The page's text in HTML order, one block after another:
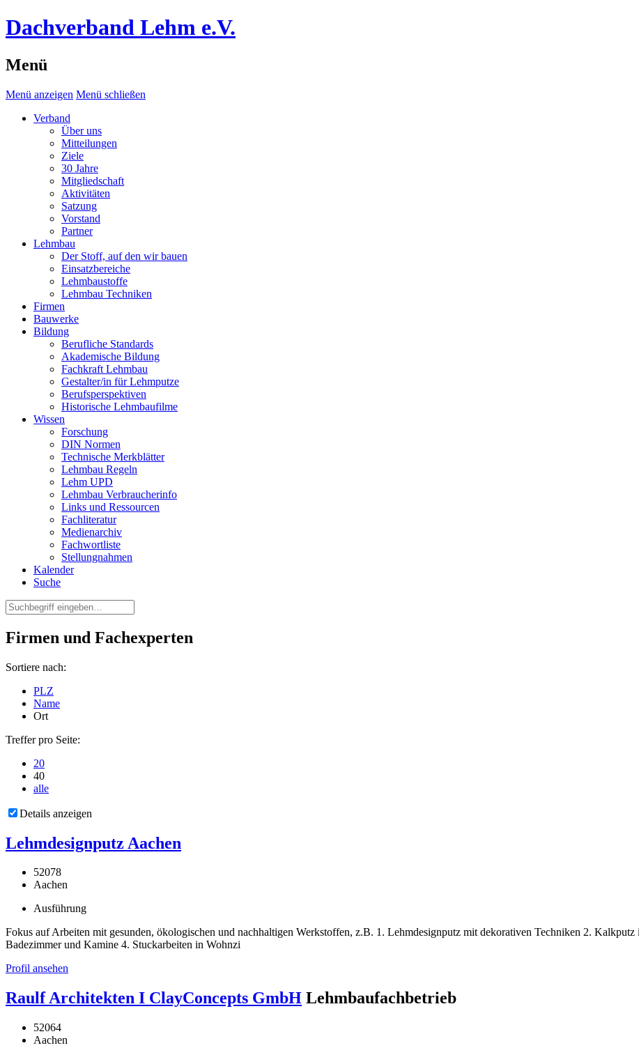
Dachverband Lehm e.V.
Menü
Menü anzeigen Menü schließen
Verband
Über uns
Mitteilungen
Ziele
30 Jahre
Mitgliedschaft
Aktivitäten
Satzung
Vorstand
Partner
Lehmbau
Der Stoff, auf den wir bauen
Einsatzbereiche
Lehmbaustoffe
Lehmbau Techniken
Firmen
Bauwerke
Bildung
Berufliche Standards
Akademische Bildung
Fachkraft Lehmbau
Gestalter/in für Lehmputze
Berufsperspektiven
Historische Lehmbaufilme
Wissen
Forschung
DIN Normen
Technische Merkblätter
Lehmbau Regeln
Lehm UPD
Lehmbau Verbraucherinfo
Links und Ressourcen
Fachliteratur
Medienarchiv
Fachwortliste
Stellungnahmen
Kalender
Suche
Firmen und Fachexperten
Sortiere nach:
PLZ
Name
Ort
Treffer pro Seite:
20
40
alle
Details anzeigen
Lehmdesignputz Aachen
52078
Aachen
Ausführung
Fokus auf Arbeiten mit gesunden, ökologischen und nachhaltigen Werkstoffen, z.B. 1. Lehmdesignputz mit dekorativen Techniken 2.
Badezimmer und Kamine 4. Stuckarbeiten in Wohnzi
Profil ansehen
Raulf Architekten I ClayConcepts GmbH Lehmbaufachbetrieb
52064
Aachen